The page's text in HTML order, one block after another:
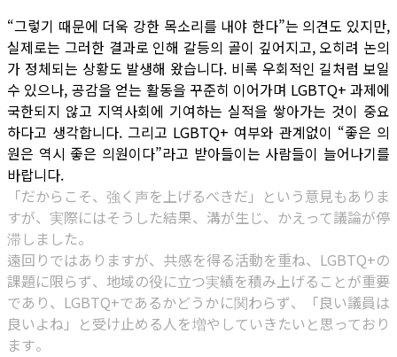
“그렇기 때문에 더욱 강한 목소리를 내야 한다”는 의견도 있지만,
실제로는 그러한 결과로 인해 갈등의 골이 깊어지고, 오히려 논의
가 정체되는 상황도 발생해 왔습니다. 비록 우회적인 길처럼 보일
수 있으나, 공감을 얻는 활동을 꾸준히 이어가며 LGBTQ+ 과제에
국한되지 않고 지역사회에 기여하는 실적을 쌓아가는 것이 중요
하다고 생각합니다. 그리고 LGBTQ+ 여부와 관계없이 “좋은 의
원은 역시 좋은 의원이다”라고 받아들이는 사람들이 늘어나기를
바랍니다.
「だからこそ、強く声を上げるべきだ」という意見もありま
すが、実際にはそうした結果、溝が生じ、かえって議論が停
滞しました。
遠回りではありますが、共感を得る活動を重ね、LGBTQ+の
課題に限らず、地域の役に立つ実績を積み上げることが重要
であり、LGBTQ+であるかどうかに関わらず、「良い議員は
良いよね」と受け止める人を増やしていきたいと思っており
ます。